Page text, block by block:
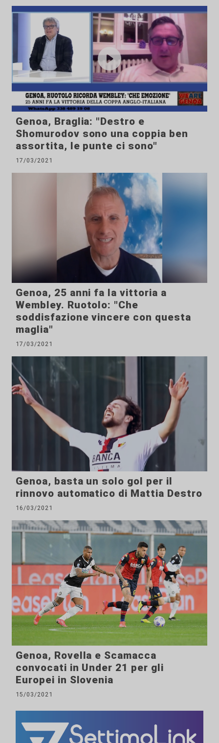
Genoa, Braglia: "Destro e
Shomurodov sono una coppia ben
assortita, le punte ci sono"
17/03/2021
Genoa, 25 anni fa la vittoria a
Wembley. Ruotolo: "Che
soddisfazione vincere con questa
maglia"
17/03/2021
Genoa, basta un solo gol per il
rinnovo automatico di Mattia Destro
16/03/2021
Genoa, Rovella e Scamacca
convocati in Under 21 per gli
Europei in Slovenia
15/03/2021